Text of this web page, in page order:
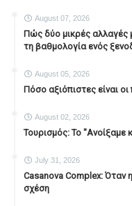
August 07, 2026
Πώς δύο μικρές αλλαγές
τη βαθμολογία ενός
August 05, 2026
Πόσο αξιόπιστες είναι
August 02, 2026
Τουρισμός: Το "Ανοίξαμε
July 31, 2026
Casanova Complex: Όταν
σχέση